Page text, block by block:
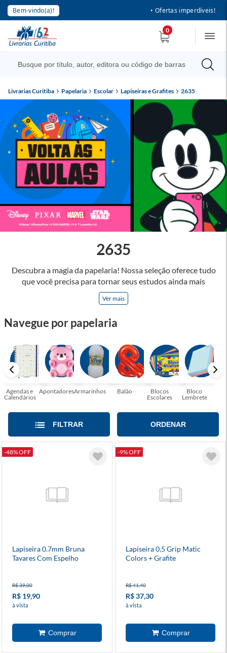
Bem-vindo(a)! • Ofertas imperdíveis!
0
Livrarias Curitiba Papelaria Escolar Lapiseiras e Grafites 2635
Descubra a magia da papelaria! Nossa seleção oferece tudo
que você precisa para tornar seus estudos ainda mais
inspiradores e produtos que tornarão sua rotina profissional
mais eficiente e agradável. Abrace a arte de escrever,
cores, ideias e possibilidades. Tenha certeza, temos a
encantadora! Seja para estudantes em busca do material
perfeito para suas aulas, profissionais que buscam organizar
seus escritórios, temos tudo que você precisa!
Ver mais
2635
Navegue por papelaria
Agendas e
Calendários
ApontadoresArmarinhos Balão
Blocos
Escolares
Bloco
Lembrete
FILTRAR ORDENAR
-48% OFF
Lapiseira 0.7mm Bruna
Tavares Com Espelho
R$ 39,00
R$ 19,90
à vista
-9% OFF
Lapiseira 0,5 Grip Matic
Colors + Grafite
R$ 41,40
R$ 37,30
à vista